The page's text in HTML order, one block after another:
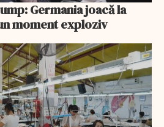
Germania joacă la
moment exploziv